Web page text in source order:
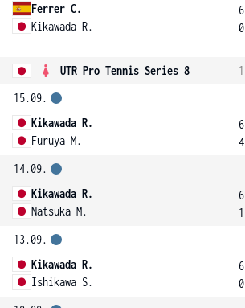
Ferrer C.
Kikawada R.
6
0
UTR Pro Tennis Series 8 1
15.09.
Kikawada R.
Furuya M.
6
4
14.09.
Kikawada R.
Natsuka M.
6
1
13.09.
Kikawada R.
Ishikawa S.
6
0